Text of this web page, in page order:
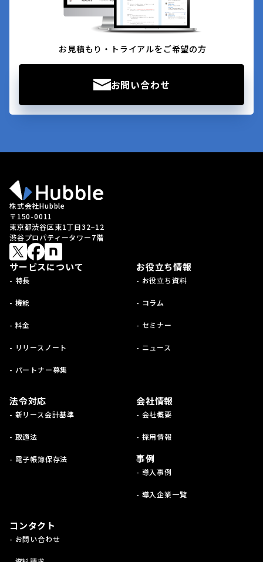
お見積もり・トライアルをご希望の方
お問い合わせ
株式会社Hubble
〒150-0011
東京都渋谷区東1丁目32−12
渋谷プロパティータワー7階
サービスについて
- 特長
- 機能
- 料金
- リリースノート
- パートナー募集
お役立ち情報
- お役立ち資料
- コラム
- セミナー
- ニュース
法令対応
- 新リース会計基準
- 取適法
- 電子帳簿保存法
会社情報
- 会社概要
- 採用情報
事例
- 導入事例
- 導入企業一覧
コンタクト
- お問い合わせ